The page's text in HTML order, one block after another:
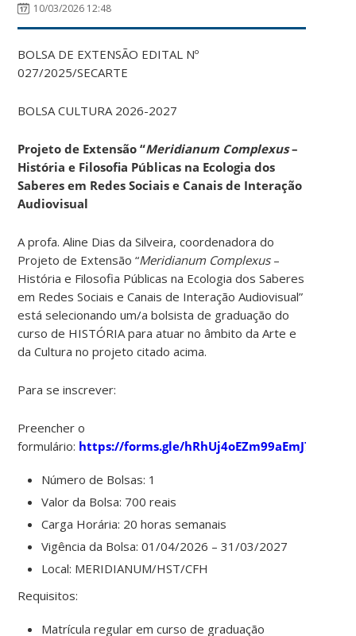
10/03/2026 12:48
BOLSA DE EXTENSÃO EDITAL Nº
027/2025/SECARTE
BOLSA CULTURA 2026-2027
Projeto de Extensão “Meridianum Complexus–
História e Filosofia Públicas na Ecologia dos
Saberes em Redes Sociais e Canais de Interação
Audiovisual
A profa. Aline Dias da Silveira, coordenadora do
Projeto de Extensão “Meridianum Complexus–
História e Filosofia Públicas na Ecologia dos Saberes
em Redes Sociais e Canais de Interação Audiovisual”
está selecionando um/a bolsista de graduação do
curso de HISTÓRIA para atuar no âmbito da Arte e
da Cultura no projeto citado acima.
Para se inscrever:
Preencher o
formulário: https://forms.gle/hRhUj4oEZm99aEmJ7
Número de Bolsas: 1
Valor da Bolsa: 700 reais
Carga Horária: 20 horas semanais
Vigência da Bolsa: 01/04/2026 – 31/03/2027
Local: MERIDIANUM/HST/CFH
Requisitos:
Matrícula regular em curso de graduação